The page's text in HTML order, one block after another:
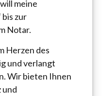
meine
zur
Notar.
Herzen des
und verlangt
Wir bieten Ihnen
und